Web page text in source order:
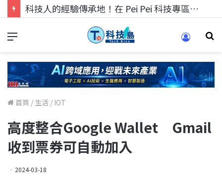
科技人的經驗傳承地！在 Pei Pei 科技專區，與學弟妹交流最硬核的技術
首頁 / 生活 / IOT
高度整合Google Wallet Gmail
收到票券可自動加入
2024-03-18